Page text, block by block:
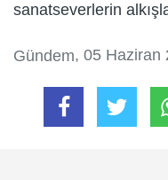
sanatseverlerin
Gündem, 05 Haziran